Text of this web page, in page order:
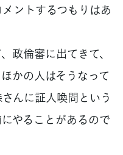
ントするつもりはあ
政倫審に出てきて、
かの人はそうなって
んに証人喚問という
やることがあるので